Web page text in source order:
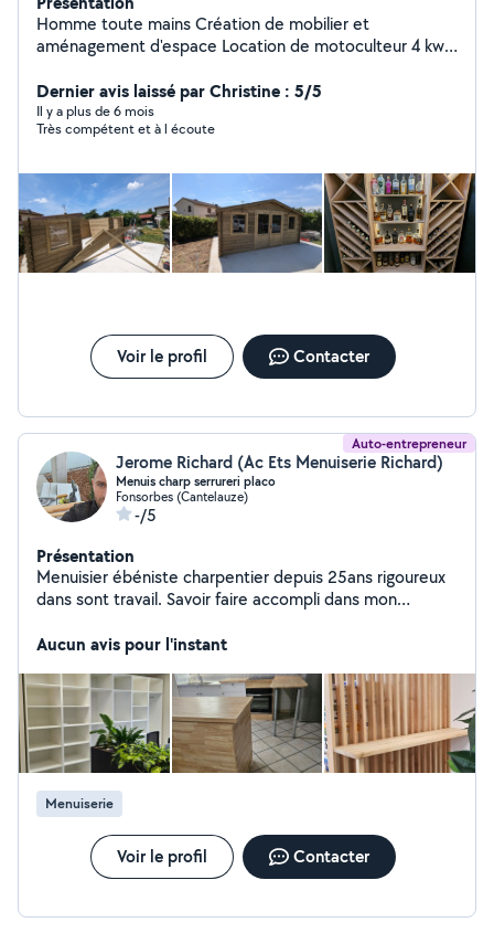
Homme toute mains Création de mobilier et
aménagement d'espace Location de motoculteur 4 kw
Dernier avis laissé par Christine : 5/5
Il y a plus de 6 mois
Très compétent et à l écoute
Voir le profil Contacter
Auto-entrepreneur
Jerome Richard (Ac Ets Menuiserie Richard)
Menuis charp serrureri placo
Fonsorbes (Cantelauze)
-/5
Présentation
Menuisier ébéniste charpentier depuis 25ans rigoureux
dans sont travail. Savoir faire accompli dans mon
bientôt
Aucun avis pour l'instant
Menuiserie
Voir le profil Contacter